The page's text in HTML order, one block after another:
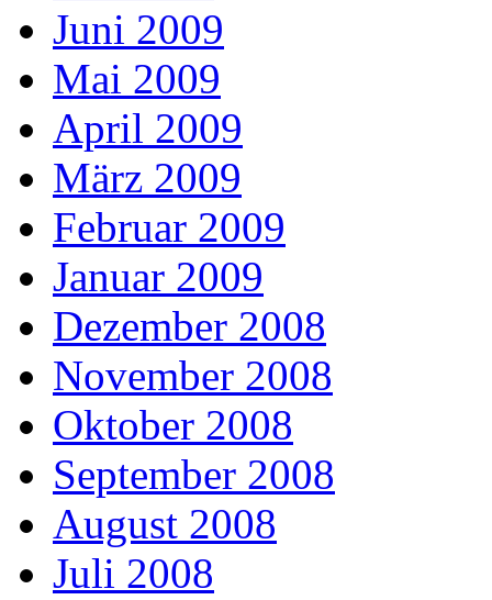
Juni 2009
Mai 2009
April 2009
März 2009
Februar 2009
Januar 2009
Dezember 2008
November 2008
Oktober 2008
September 2008
August 2008
Juli 2008